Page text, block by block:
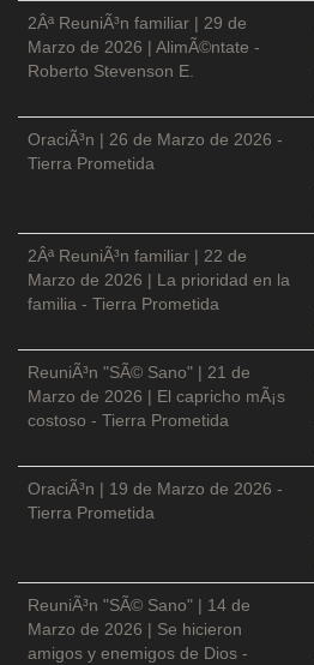
2Âª ReuniÃ³n familiar | 29 de
Marzo de 2026 | AlimÃ©ntate -
Roberto Stevenson E.
OraciÃ³n | 26 de Marzo de 2026 -
Tierra Prometida
2Âª ReuniÃ³n familiar | 22 de
Marzo de 2026 | La prioridad en la
familia - Tierra Prometida
ReuniÃ³n "SÃ© Sano" | 21 de
Marzo de 2026 | El capricho mÃ¡s
costoso - Tierra Prometida
OraciÃ³n | 19 de Marzo de 2026 -
Tierra Prometida
ReuniÃ³n "SÃ© Sano" | 14 de
Marzo de 2026 | Se hicieron
amigos y enemigos de Dios -